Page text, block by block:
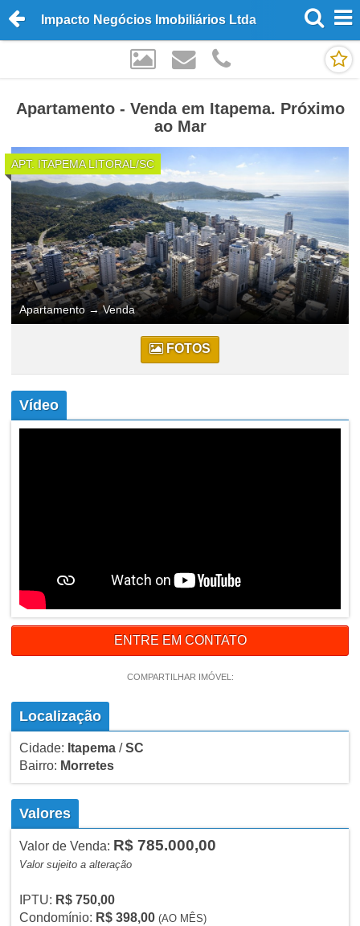
Impacto Negócios Imobiliários Ltda
Apartamento - Venda em Itapema. Próximo
ao Mar
APT. ITAPEMA LITORAL/SC
Apartamento→Venda
FOTOS
Vídeo
ENTRE EM CONTATO
COMPARTILHAR IMÓVEL:
Localização
Cidade: Itapema/SC
Bairro: Morretes
Valores
Valor de Venda: R$ 785.000,00
Valor sujeito a alteração
IPTU: R$ 750,00
Condomínio: R$ 398,00 (AO MÊS)